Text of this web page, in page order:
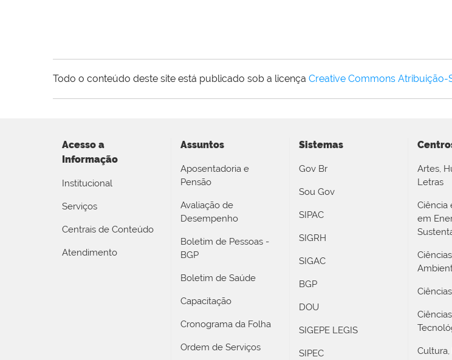
Todo o conteúdo deste site está publicado sob a licença Creative Commons Atribuição-
Acesso a
Informação
Institucional
Serviços
Centrais de Conteúdo
Atendimento
Assuntos
Aposentadoria e
Pensão
Avaliação de
Desempenho
Boletim de Pessoas -
BGP
Boletim de Saúde
Capacitação
Cronograma da Folha
Ordem de Serviços
Sistemas
Gov Br
Sou Gov
SIPAC
SIGRH
SIGAC
BGP
DOU
SIGEPE LEGIS
SIPEC
Artes,
Letras
Ciência
em